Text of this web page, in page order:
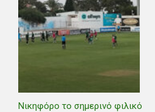
Νικηφόρο το σημερινό φιλικό